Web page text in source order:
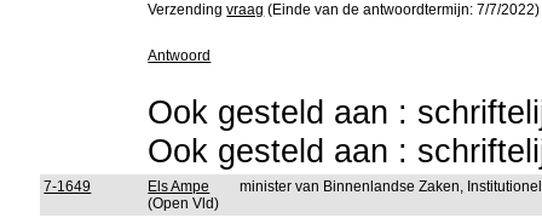
Verzendingvraag (Einde van de antwoordtermijn: 7/7/2022)
Antwoord
Ook gesteld aan :
Ook gesteld aan :
7-1649
Els Ampe
(Open Vld)
minister van Binnenlandse Zaken,